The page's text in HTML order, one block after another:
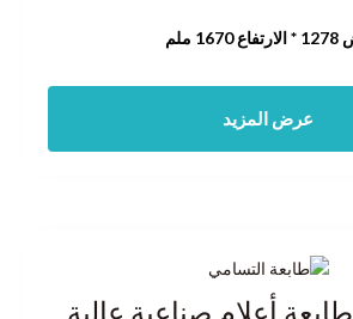
عرض المزيد
XF-2180A طابعة أعلام صناعية عالية